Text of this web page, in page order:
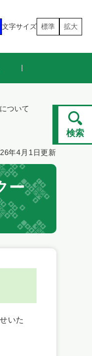
文字サイズ 標準 拡大
ついて
年4月1日更新
ー
いた
検索